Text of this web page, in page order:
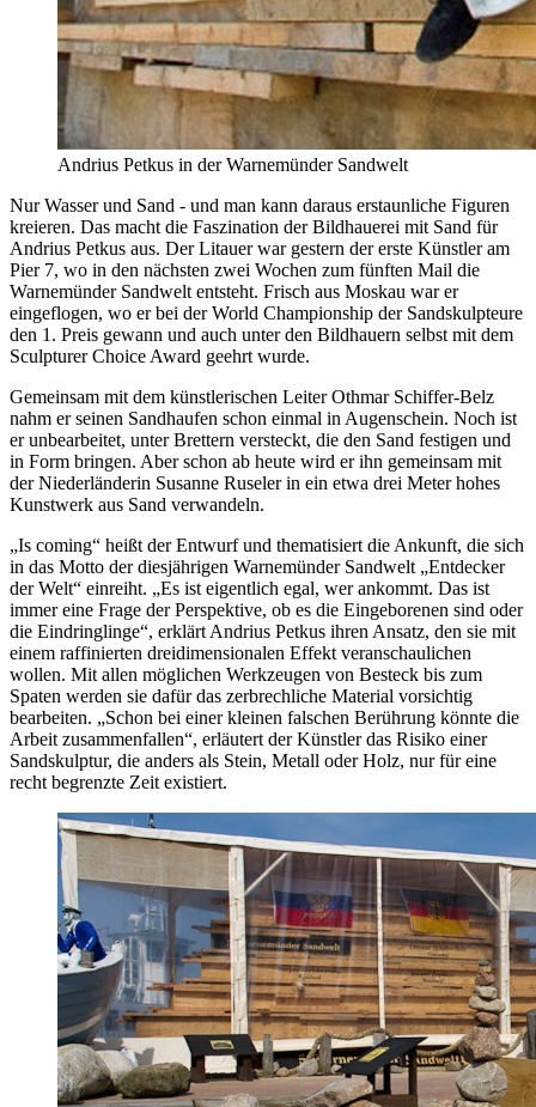
Andrius Petkus in der Warnemünder Sandwelt
Nur Wasser und Sand - und man kann daraus erstaunliche Figuren
kreieren. Das macht die Faszination der Bildhauerei mit Sand für
Andrius Petkus aus. Der Litauer war gestern der erste Künstler am
Pier 7, wo in den nächsten zwei Wochen zum fünften Mail die
Warnemünder Sandwelt entsteht. Frisch aus Moskau war er
eingeflogen, wo er bei der World Championship der Sandskulpteure
den 1. Preis gewann und auch unter den Bildhauern selbst mit dem
Sculpturer Choice Award geehrt wurde.
Gemeinsam mit dem künstlerischen Leiter Othmar Schiffer-Belz
nahm er seinen Sandhaufen schon einmal in Augenschein. Noch ist
er unbearbeitet, unter Brettern versteckt, die den Sand festigen und
in Form bringen. Aber schon ab heute wird er ihn gemeinsam mit
der Niederländerin Susanne Ruseler in ein etwa drei Meter hohes
Kunstwerk aus Sand verwandeln.
„Is coming“ heißt der Entwurf und thematisiert die Ankunft, die sich
in das Motto der diesjährigen Warnemünder Sandwelt „Entdecker
der Welt“ einreiht. „Es ist eigentlich egal, wer ankommt. Das ist
immer eine Frage der Perspektive, ob es die Eingeborenen sind oder
die Eindringlinge“, erklärt Andrius Petkus ihren Ansatz, den sie mit
einem raffinierten dreidimensionalen Effekt veranschaulichen
wollen. Mit allen möglichen Werkzeugen von Besteck bis zum
Spaten werden sie dafür das zerbrechliche Material vorsichtig
bearbeiten. „Schon bei einer kleinen falschen Berührung könnte die
Arbeit zusammenfallen“, erläutert der Künstler das Risiko einer
Sandskulptur, die anders als Stein, Metall oder Holz, nur für eine
recht begrenzte Zeit existiert.